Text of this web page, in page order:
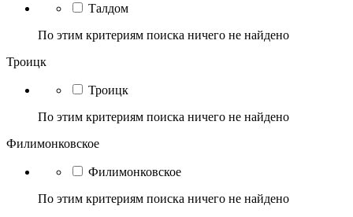
Талдом
По этим критериям поиска ничего не найдено
Троицк
Троицк
По этим критериям поиска ничего не найдено
Филимонковское
Филимонковское
По этим критериям поиска ничего не найдено